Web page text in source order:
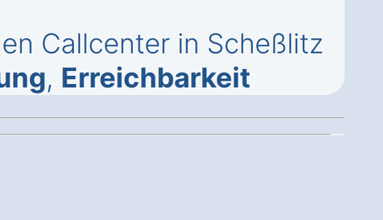
Callcenter in Scheßlitz
, Erreichbarkeit